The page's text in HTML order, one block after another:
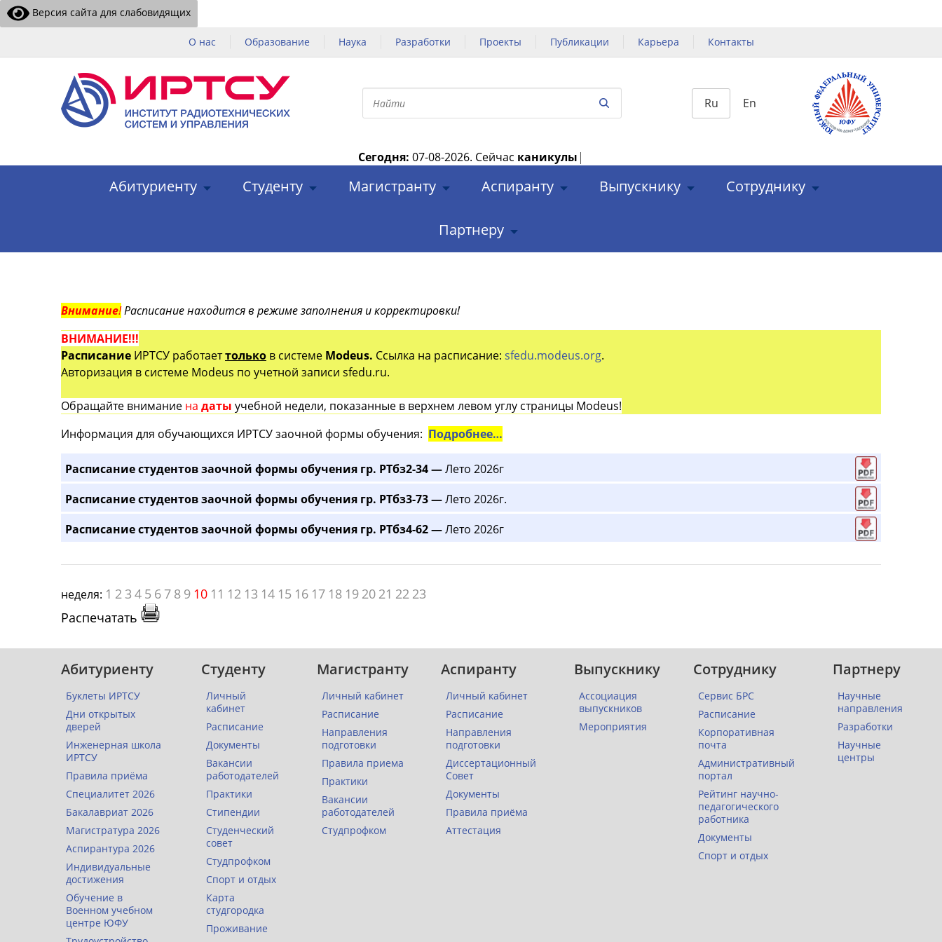
Версия сайта для слабовидящих
О нас Образование Наука Разработки Проекты Публикации Карьера Контакты
Ru En
Сегодня: 07-08-2026. Сейчас каникулы |
Абитуриенту Студенту Магистранту Аспиранту Выпускнику Сотруднику
Партнеру
Внимание!Расписание находится в режиме заполнения и корректировки!
ВНИМАНИЕ!!!
Расписание ИРТСУ работаеттолько в системе Modeus. Ссылка на расписание: sfedu.modeus.org.
Авторизация в системе Modeus по учетной записи sfedu.ru.
Обращайте внимание на даты учебной недели, показанные в верхнем левом углу страницы Modeus!
Информация для обучающихся ИРТСУ заочной формы обучения: Подробнее…
Расписание студентов заочной формы обучения гр. РТбз2-34 —Лето 2026г
Расписание студентов заочной формы обучения гр. РТбз3-73 —Лето 2026г.
Расписание студентов заочной формы обучения гр. РТбз4-62 —Лето 2026г
неделя: 1 2 3 4 5 6 7 8 9 10 11 12 13 14 15 16 17 18 19 20 21 22 23
Распечатать
Абитуриенту
Буклеты ИРТСУ
Дни открытых
дверей
Инженерная школа
ИРТСУ
Правила приёма
Специалитет 2026
Бакалавриат 2026
Магистратура 2026
Аспирантура 2026
Индивидуальные
достижения
Обучение в
Военном учебном
центре ЮФУ
Студенту
Личный
кабинет
Расписание
Документы
Вакансии
работодателей
Практики
Стипендии
Студенческий
совет
Студпрофком
Спорт и отдых
Карта
студгородка
Проживание
Магистранту
Личный кабинет
Расписание
Направления
подготовки
Правила приема
Практики
Вакансии
работодателей
Студпрофком
Аспиранту
Личный кабинет
Расписание
Направления
подготовки
Диссертационный
Совет
Документы
Правила приёма
Аттестация
Выпускнику
Ассоциация
выпускников
Мероприятия
Сотруднику
Сервис БРС
Расписание
Корпоративная
почта
Административный
портал
Рейтинг научно-
педагогического
работника
Документы
Спорт и отдых
Партнеру
Научные
направления
Разработки
Научные
центры